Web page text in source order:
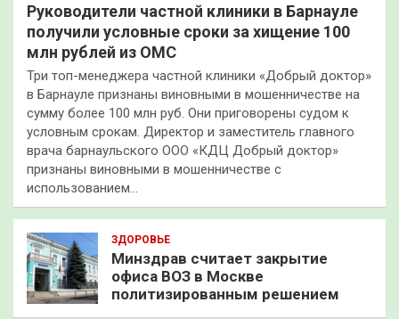
Руководители частной клиники в Барнауле
получили условные сроки за хищение 100
млн рублей из ОМС
Три топ-менеджера частной клиники «Добрый доктор»
в Барнауле признаны виновными в мошенничестве на
сумму более 100 млн руб. Они приговорены судом к
условным срокам. Директор и заместитель главного
врача барнаульского ООО «КДЦ Добрый доктор»
признаны виновными в мошенничестве с
использованием…
ЗДОРОВЬЕ
Минздрав считает закрытие
офиса ВОЗ в Москве
политизированным решением